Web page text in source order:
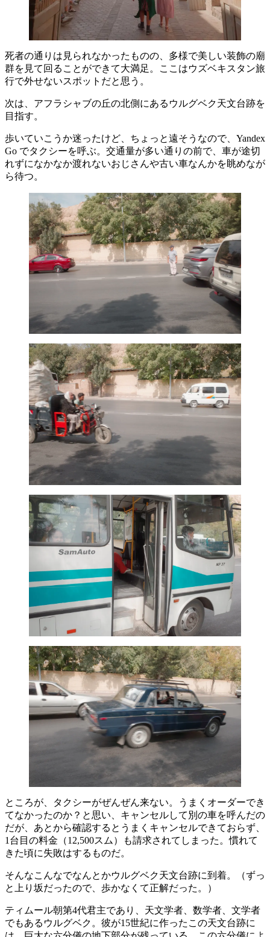
死者の通りは見られなかったものの、多様で美しい装飾の廟
群を見て回ることができて大満足。ここはウズベキスタン旅
行で外せないスポットだと思う。
次は、アフラシャブの丘の北側にあるウルグベク天文台跡を
目指す。
歩いていこうか迷ったけど、ちょっと遠そうなので、Yandex
Go でタクシーを呼ぶ。交通量が多い通りの前で、車が途切
れずになかなか渡れないおじさんや古い車なんかを眺めなが
ら待つ。
ところが、タクシーがぜんぜん来ない。うまくオーダーでき
てなかったのか？と思い、キャンセルして別の車を呼んだの
だが、あとから確認するとうまくキャンセルできておらず、
1台目の料金（12,500スム）も請求されてしまった。慣れて
きた頃に失敗はするものだ。
そんなこんなでなんとかウルグベク天文台跡に到着。（ずっ
と上り坂だったので、歩かなくて正解だった。）
ティムール朝第4代君主であり、天文学者、数学者、文学者
でもあるウルグベク。彼が15世紀に作ったこの天文台跡に